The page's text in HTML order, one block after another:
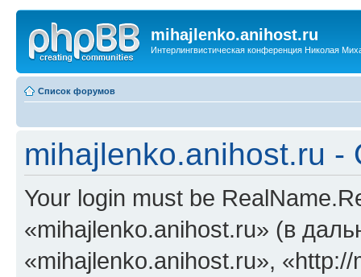
mihajlenko.anihost.ru
Интерлингвистическая конференция Николая
Список форумов
mihajlenko.anihost.ru
Your login must be
«mihajlenko.anihost.ru» (в
«mihajlenko.anihost.ru»,